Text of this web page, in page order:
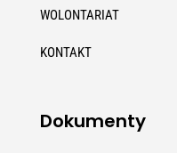
WOLONTARIAT
KONTAKT
Dokumenty